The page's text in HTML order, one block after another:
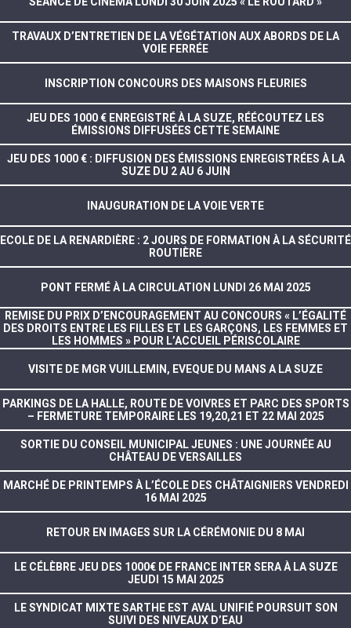
TRAVAUX D’ENTRETIEN DE LA VÉGÉTATION AUX ABORDS DE LA
VOIE FERRÉE
INSCRIPTION CONCOURS DES MAISONS FLEURIES
JEU DES 1000 € ENREGISTRÉ À LA SUZE, RÉÉCOUTEZ LES
ÉMISSIONS DIFFUSÉES CETTE SEMAINE
JEU DES 1000 € : DIFFUSION DES ÉMISSIONS ENREGISTRÉES À LA
SUZE DU 2 AU 6 JUIN
INAUGURATION DE LA VOIE VERTE
ECOLE DE LA RENARDIÈRE : 2 JOURS DE FORMATION À LA SÉCURITÉ
ROUTIÈRE
PONT FERMÉ À LA CIRCULATION LUNDI 26 MAI 2025
REMISE DU PRIX D’ENCOURAGEMENT AU CONCOURS « L’ÉGALITÉ
DES DROITS ENTRE LES FILLES ET LES GARÇONS, LES FEMMES ET
LES HOMMES » POUR L’ACCUEIL PÉRISCOLAIRE
VISITE DE MGR VUILLEMIN, EVEQUE DU MANS A LA SUZE
PARKINGS DE LA HALLE, ROUTE DE VOIVRES ET PARC DES SPORTS
– FERMETURE TEMPORAIRE LES 19,20,21 ET 22 MAI 2025
SORTIE DU CONSEIL MUNICIPAL JEUNES : UNE JOURNÉE AU
CHÂTEAU DE VERSAILLES
MARCHÉ DE PRINTEMPS À L’ÉCOLE DES CHÂTAIGNIERS VENDREDI
16 MAI 2025
RETOUR EN IMAGES SUR LA CÉRÉMONIE DU 8 MAI
LE CÉLÈBRE JEU DES 1000€ DE FRANCE INTER SERA À LA SUZE
JEUDI 15 MAI 2025
LE SYNDICAT MIXTE SARTHE EST AVAL UNIFIÉ POURSUIT SON
SUIVI DES NIVEAUX D’EAU